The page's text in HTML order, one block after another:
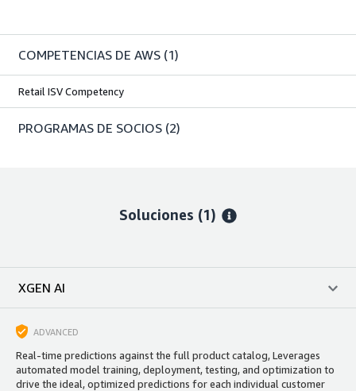
COMPETENCIAS DE AWS (1)
Retail ISV Competency
PROGRAMAS DE SOCIOS (2)
Soluciones (1)
XGEN AI
ADVANCED
Real-time predictions against the full product catalog, Leverages
automated model training, deployment, testing, and optimization to
drive the ideal, optimized predictions for each individual customer